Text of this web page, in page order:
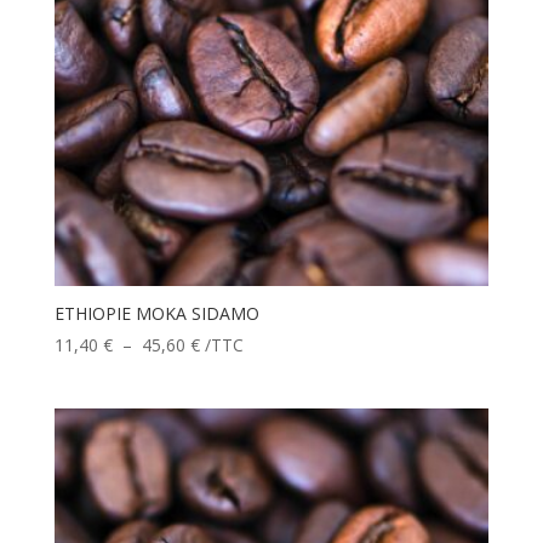
ETHIOPIE MOKA SIDAMO
11,40 € – 45,60 €Plage
11,40 €
à
45,60 €
/TTC